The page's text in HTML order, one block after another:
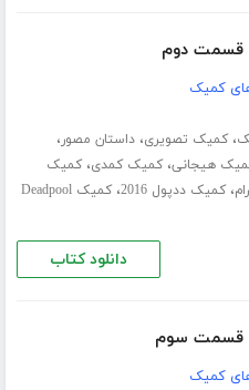
کمیک
،کمیک تصویری،داستان مصور،
هیجانی،کمیک کمدی،کمیک
،کمیک ددپول 2016 ،
کمیک Deadpool
دانلود کتاب
کمیک